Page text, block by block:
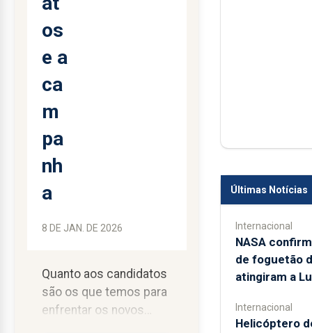
os
e a
ca
m
pa
nh
a
8 DE JAN. DE 2026
Quanto aos candidatos
são os que temos para
enfrentar os novos
Últimas Notícias
Internacional
NASA
de foguetão
atingiram a
Internacional
Helicóptero